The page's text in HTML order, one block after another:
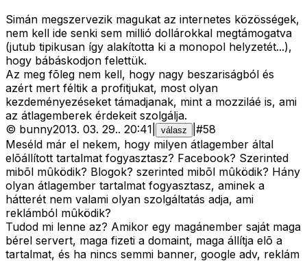
Simán megszervezik magukat az internetes közösségek,
nem kell ide senki sem millió dollárokkal megtámogatva
(jutub tipikusan így alakította ki a monopol helyzetét...),
hogy bábáskodjon felettük.
Az meg fõleg nem kell, hogy nagy beszariságból és
azért mert féltik a profitjukat, most olyan
kezdeményezéseket támadjanak, mint a mozziláé is, ami
az átlagemberek érdekeit szolgálja.
© bunny2013. 03. 29.. 20:41 válasz #58
Meséld már el nekem, hogy milyen átlagember által
elõállított tartalmat fogyasztasz? Facebook? Szerinted
mibõl mûködik? Blogok? szerinted mibõl mûködik? Hány
olyan átlagember tartalmat fogyasztasz, aminek a
hátterét nem valami olyan szolgáltatás adja, ami
reklámból mûködik?
Tudod mi lenne az? Amikor egy magánember saját maga
bérel servert, maga fizeti a domaint, maga állítja elõ a
tartalmat, és ha nincs semmi banner, google adv, reklám